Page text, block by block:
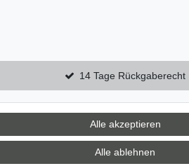
14 Tage Rückgaberecht
Zebra-Bau
06078 / 9675880
Alle akzeptieren
Alle ablehnen